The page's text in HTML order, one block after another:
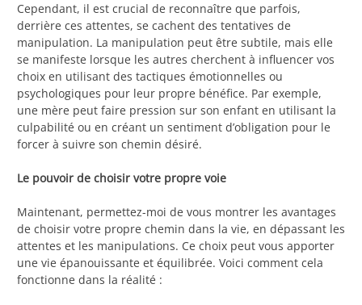
Cependant, il est crucial de reconnaître que parfois,
derrière ces attentes, se cachent des tentatives de
manipulation. La manipulation peut être subtile, mais elle
se manifeste lorsque les autres cherchent à influencer vos
choix en utilisant des tactiques émotionnelles ou
psychologiques pour leur propre bénéfice. Par exemple,
une mère peut faire pression sur son enfant en utilisant la
culpabilité ou en créant un sentiment d’obligation pour le
forcer à suivre son chemin désiré.
Le pouvoir de choisir votre propre voie
Maintenant, permettez-moi de vous montrer les avantages
de choisir votre propre chemin dans la vie, en dépassant les
attentes et les manipulations. Ce choix peut vous apporter
une vie épanouissante et équilibrée. Voici comment cela
fonctionne dans la réalité :